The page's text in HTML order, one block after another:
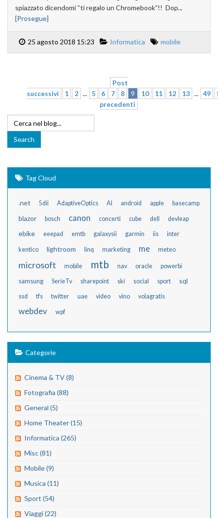
spiazzato dicendomi “ti regalo un Chromebook”!! Dop...
[Prosegue]
25 agosto 2018 15:23 Informatica mobile
Post
successivi
1 2 ... 5 6 7 8 9 10 11 12 13 ... 49
precedenti
Tag Cloud
.net 5dii AdaptiveOptics AI android apple basecamp
blazor bosch canon concerti cube dell devleap
ebike eeepad emtb galaxysii garmin iis inter
kentico lightroom linq marketing me meteo
microsoft mobile mtb nav oracle powerbi
samsung SerieTv sharepoint ski social sport sql
ssd tfs twitter uae video vino volagratis
webdev wpf
Categorie
Cinema & TV (8)
Fotografia (88)
General (5)
Home Theater (15)
Informatica (265)
Misc (81)
Mobile (9)
Musica (11)
Sport (54)
Viaggi (22)